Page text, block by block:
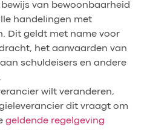
van bewoonbaarheid
handelingen met
Dit geldt met name voor
het aanvaarden van
schuldeisers en andere
wilt veranderen,
dit vraagt om
geldende regelgeving